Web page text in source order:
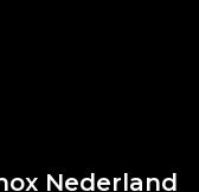
Nederland